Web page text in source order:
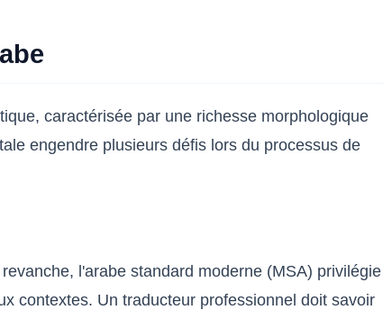
caractérisée par une richesse morphologique
engendre plusieurs défis lors du processus de
l'arabe standard moderne (MSA) privilégie
contextes. Un traducteur professionnel doit savoir